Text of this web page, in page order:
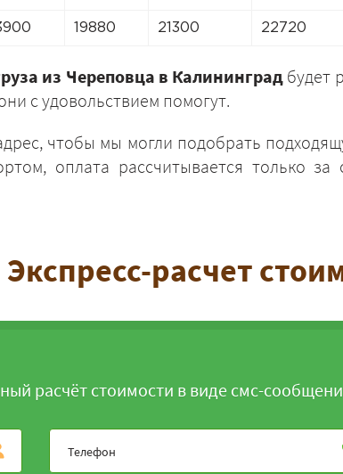
19880 21300 22720
из Череповца в Калининград будет
с удовольствием помогут.
чтобы мы могли подобрать
оплата рассчитывается только
Экспресс-расчет
расчёт стоимости в виде смс-